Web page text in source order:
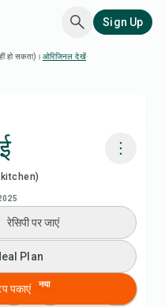
Sign Up
हो सकता)। ओरिजिनल देखें·
देखें
Plan
रेसिपी पर जाएं
Plan
पकाएं नया